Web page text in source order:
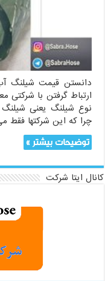
–
۲۰
ارتباط گرفتن با
نوع شیلنگ یعنی
چرا که این شرکتها فقط
توضیحات بیشتر »
کانال ایتا شرکت